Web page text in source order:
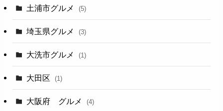
土浦市グルメ (5)
埼玉県グルメ (3)
大洗市グルメ (1)
大田区 (1)
大阪府 グルメ (4)